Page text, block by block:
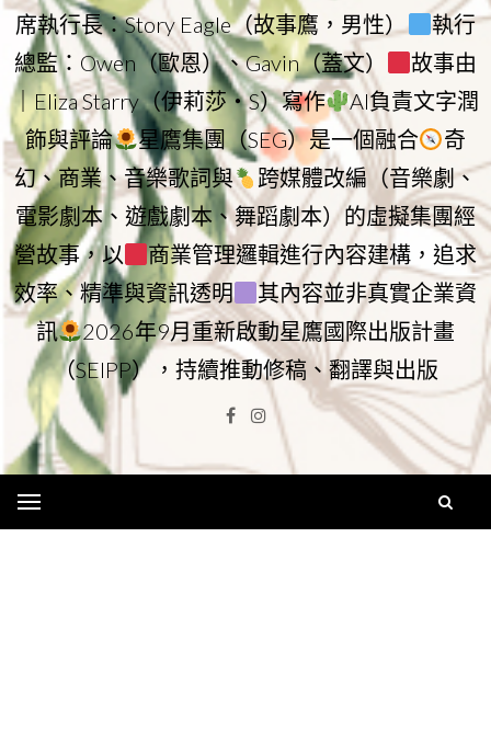
席執行長：Story Eagle（故事鷹，男性）
執行
總監：Owen（歐恩）、Gavin（蓋文）
故事由
｜Eliza Starry（伊莉莎・S）寫作
AI負責文字潤
飾與評論
星鷹集團（SEG）是一個融合
奇
幻、商業、音樂歌詞與
跨媒體改編（音樂劇、
電影劇本、遊戲劇本、舞蹈劇本）的虛擬集團經
營故事，以
商業管理邏輯進行內容建構，追求
效率、精準與資訊透明
其內容並非真實企業資
訊
2026年9月重新啟動星鷹國際出版計畫
（SEIPP），持續推動修稿、翻譯與出版
Facebook
Instagram